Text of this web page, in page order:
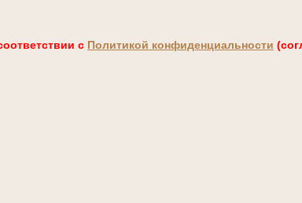
с Политикой конфиденциальности